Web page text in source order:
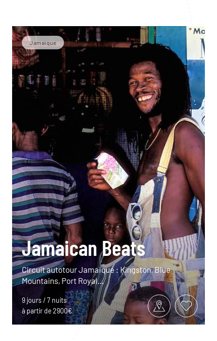
Jamaïque
Jamaican Beats
Circuit autotour Jamaïque : Kingston, Blue
Mountains, Port Royal…
9 jours / 7 nuits
à partir de 2900€